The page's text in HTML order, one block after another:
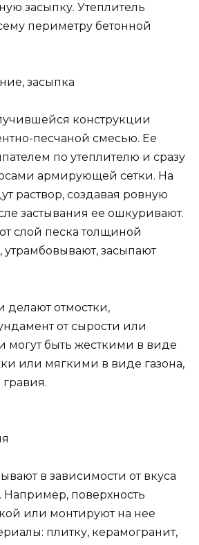
засыпку. Утеплитель
периметру бетонной
засыпка
конструкции
песчаной смесью. Ее
по утеплителю и сразу
армирующей сетки. На
раствор, создавая ровную
застывания ее ошкуривают.
слой песка толщиной
засыпают
делают отмостки,
от сырости или
могут быть жесткими в виде
или мягкими в виде газона,
в зависимости от вкуса
Например, поверхность
или монтируют на нее
плитку, керамогранит,